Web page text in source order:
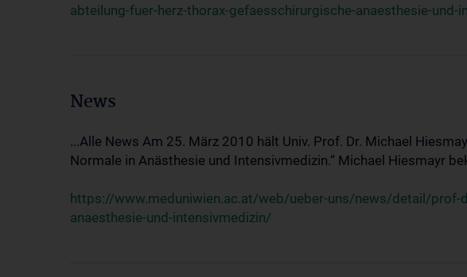
abteilung-fuer-herz-thorax-gefaesschirurgische-anaesthesie-und-
News
...Alle News Am 25. März 2010 hält Univ. Prof. Dr. Michael
Normale in Anästhesie und Intensivmedizin.“ Michael Hiesmayr
https://www.meduniwien.ac.at/web/ueber-uns/news/detail/prof-
anaesthesie-und-intensivmedizin/